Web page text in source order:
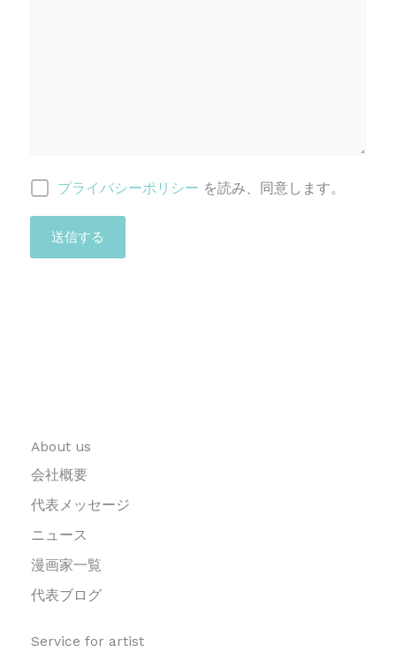
プライバシーポリシー を読み、同意します。
About us
会社概要
代表メッセージ
ニュース
漫画家一覧
代表ブログ
Service for artist